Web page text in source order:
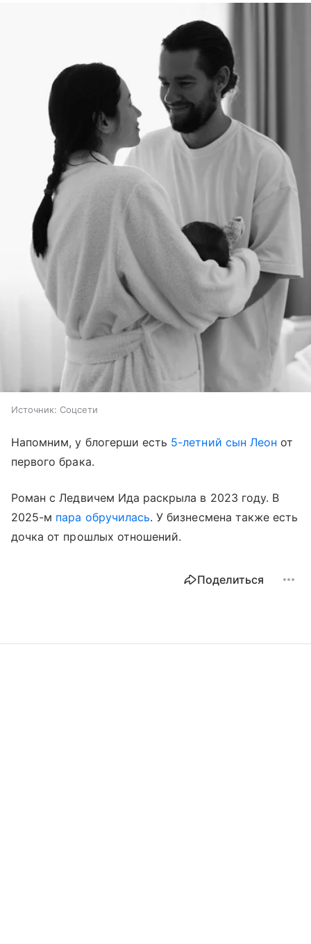
Источник: Соцсети
Напомним, у блогерши есть 5-летний сын Леон от
первого брака.
Роман с Ледвичем Ида раскрыла в 2023 году. В
2025-м пара обручилась. У бизнесмена также есть
дочка от прошлых отношений.
Поделиться